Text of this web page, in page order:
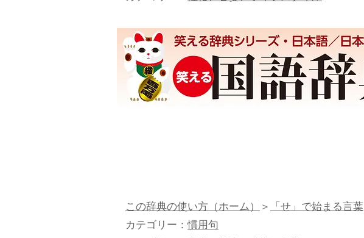
この辞典の使い方（ホーム）＞「せ」で始まる言葉
カテゴリー：慣用句